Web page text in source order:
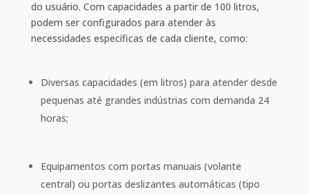
do usuário. Com capacidades a partir de 100 litros,
podem ser configurados para atender às
necessidades específicas de cada cliente, como:
Diversas capacidades (em litros) para atender desde
pequenas até grandes indústrias com demanda 24
horas;
Equipamentos com portas manuais (volante
central) ou portas deslizantes automáticas (tipo